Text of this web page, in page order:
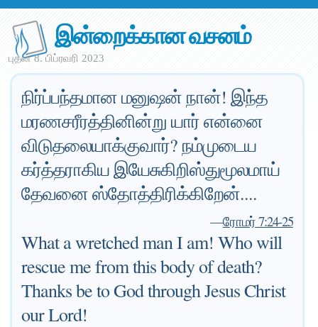
இன்றைக்கான வசனம்
புதன் 8. பிப்ரவரி 2023
நிர்ப்பந்தமான மனுஷன் நான்! இந்த
மரணசரீரத்தினின்று யார் என்னை
விடுதலையாக்குவார்? நம்முடைய
கர்த்தராகிய இயேசுகிறிஸ்துமூலமாய்
தேவனை ஸ்தோத்திரிக்கிறேன்....
—ரோமர் 7:24-25
What a wretched man I am! Who will
rescue me from this body of death?
Thanks be to God through Jesus Christ
our Lord!